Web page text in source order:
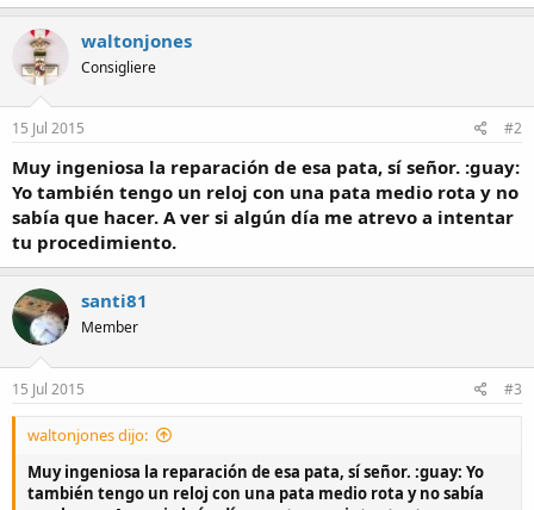
waltonjones
Consigliere
15 Jul 2015 #2
Muy ingeniosa la reparación de esa pata, sí señor. :guay:
Yo también tengo un reloj con una pata medio rota y no
sabía que hacer. A ver si algún día me atrevo a intentar
tu procedimiento.
santi81
Member
15 Jul 2015 #3
waltonjones dijo:
Muy ingeniosa la reparación de esa pata, sí señor. :guay: Yo
también tengo un reloj con una pata medio rota y no sabía